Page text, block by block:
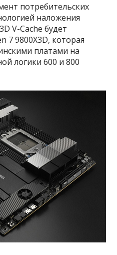
потребительских
наложения
V-Cache будет
7 9800X3D, которая
платами на
логики 600 и 800